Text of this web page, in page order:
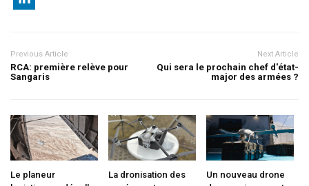
Previous Article
RCA: première relève pour
Sangaris
Next Article
Qui sera le prochain chef d'état-
major des armées ?
Le planeur
La dronisation des
Un nouveau drone